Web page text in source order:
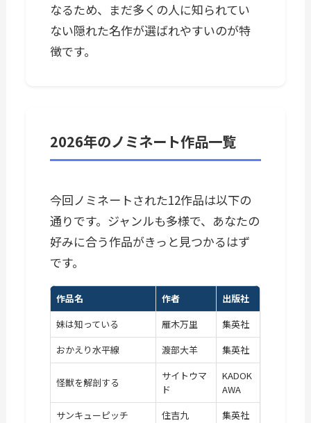
なるため、まだ多くの人に知られてい
ない隠れた名作が選ばれやすいのが特
徴です。
2026年のノミネート作品一覧
今回ノミネートされた12作品は以下の
通りです。ジャンルも多様で、あなたの
好みに合う作品がきっと見つかるはず
です。
作品名 作者
出版社
妹は知っている
雁木万里
集英社
おかえり水平線
渡部大羊 集英社
怪獣を解剖する
サイトウマ
ド
KADOK
AWA
サンキューピッチ
住吉九
集英社